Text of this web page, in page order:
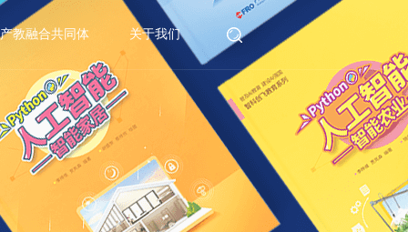
产教融合共同体 关于我们